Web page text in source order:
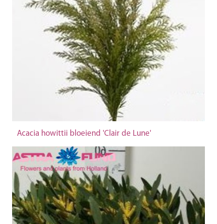
Acacia howittii bloeiend 'Clair de Lune'